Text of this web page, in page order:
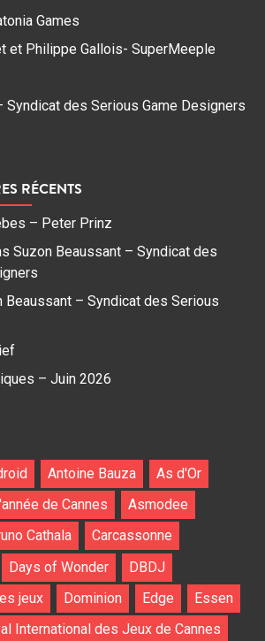
Games
et Philippe Gallois- SuperMeeple
Syndicat des Serious Game Designers
RÉCENTS
– Peter Prinz
Suzon Beaussant – Syndicat des
Beaussant – Syndicat des Serious
– Juin 2026
Antoine Bauza
As d'Or
de Cannes
Asmodee
Cathala
Carcassonne
Days of Wonder
DBDJ
jeux
Dominion Edge
Essen
International des Jeux de Cannes